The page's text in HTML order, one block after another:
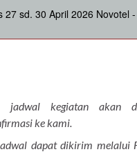
27 sd. 30 April 2026 Novotel
jadwal kegiatan akan
ke kami.
dapat dikirim melalui